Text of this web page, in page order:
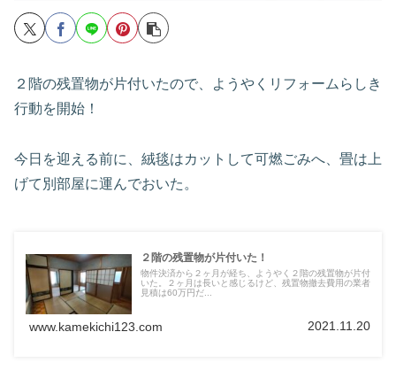
２階の残置物が片付いたので、ようやくリフォームらしき
行動を開始！
今日を迎える前に、絨毯はカットして可燃ごみへ、畳は上
げて別部屋に運んでおいた。
２階の残置物が片付いた！
物件決済から２ヶ月が経ち、ようやく２階の残置物が片付
いた。２ヶ月は長いと感じるけど、残置物撤去費用の業者
見積は60万円だ...
www.kamekichi123.com 2021.11.20